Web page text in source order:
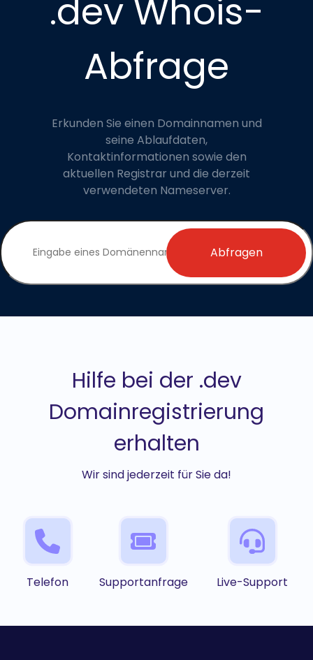
.dev Whois-
Abfrage
Erkunden Sie einen Domainnamen und
seine Ablaufdaten,
Kontaktinformationen sowie den
aktuellen Registrar und die derzeit
verwendeten Nameserver.
Abfragen
Hilfe bei der .dev
Domainregistrierung
erhalten
Wir sind jederzeit für Sie da!
Telefon Supportanfrage Live-Support